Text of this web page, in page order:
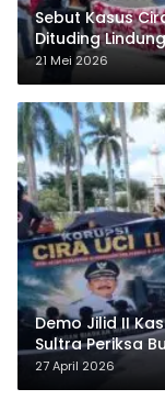
Sebut Kasus
Dituding
21 Mei 2026
Demo Jilid II
Sultra Periksa
27 April 2026